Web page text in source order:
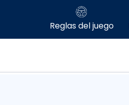
Reglas del juego